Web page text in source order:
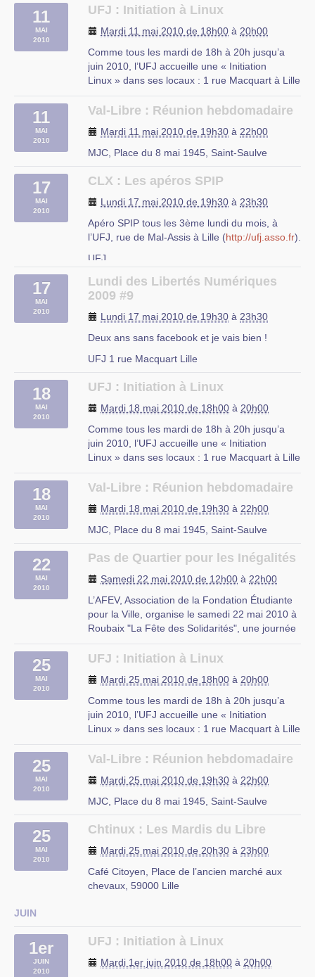
rue du Mal Assis, Lille
11
MAI
2010
UFJ : Initiation à Linux
Mardi 11 mai 2010 de 18h00 à 20h00
Comme tous les mardi de 18h à 20h jusqu’a
juin 2010, l’UFJ accueille une « Initiation
Linux » dans ses locaux : 1 rue Macquart à Lille
– Découverte des logiciels libres
– Installation d’une distribution Linux
– Le mode console
rue du Mal Assis, Lille
11
MAI
2010
Val-Libre : Réunion hebdomadaire
Mardi 11 mai 2010 de 19h30 à 22h00
MJC, Place du 8 mai 1945, Saint-Saulve
17
MAI
2010
CLX : Les apéros SPIP
Lundi 17 mai 2010 de 19h30 à 23h30
Apéro SPIP tous les 3ème lundi du mois, à
l’UFJ, rue de Mal-Assis à Lille (http://ufj.asso.fr).
UFJ
17
MAI
2010
Lundi des Libertés Numériques
2009 #9
Lundi 17 mai 2010 de 19h30 à 23h30
Deux ans sans facebook et je vais bien !
UFJ 1 rue Macquart Lille
18
MAI
2010
UFJ : Initiation à Linux
Mardi 18 mai 2010 de 18h00 à 20h00
Comme tous les mardi de 18h à 20h jusqu’a
juin 2010, l’UFJ accueille une « Initiation
Linux » dans ses locaux : 1 rue Macquart à Lille
– Découverte des logiciels libres
– Installation d’une distribution Linux
– Le mode console
rue du Mal Assis, Lille
18
MAI
2010
Val-Libre : Réunion hebdomadaire
Mardi 18 mai 2010 de 19h30 à 22h00
MJC, Place du 8 mai 1945, Saint-Saulve
22
MAI
2010
Pas de Quartier pour les Inégalités
Samedi 22 mai 2010 de 12h00 à 22h00
L’AFEV, Association de la Fondation Étudiante
pour la Ville, organise le samedi 22 mai 2010 à
Roubaix "La Fête des Solidarités", une journée
Cette association mobilise chaque année 7 000
difficultés scolaires et (…)
Place de la Liberté, Roubaix
25
MAI
2010
UFJ : Initiation à Linux
Mardi 25 mai 2010 de 18h00 à 20h00
Comme tous les mardi de 18h à 20h jusqu’a
juin 2010, l’UFJ accueille une « Initiation
Linux » dans ses locaux : 1 rue Macquart à Lille
– Découverte des logiciels libres
– Installation d’une distribution Linux
– Le mode console
rue du Mal Assis, Lille
25
MAI
2010
Val-Libre : Réunion hebdomadaire
Mardi 25 mai 2010 de 19h30 à 22h00
MJC, Place du 8 mai 1945, Saint-Saulve
25
MAI
2010
Chtinux : Les Mardis du Libre
Mardi 25 mai 2010 de 20h30 à 23h00
Café Citoyen, Place de l’ancien marché aux
chevaux, 59000 Lille
JUIN
1er
JUIN
2010
UFJ : Initiation à Linux
Mardi 1er juin 2010 de 18h00 à 20h00